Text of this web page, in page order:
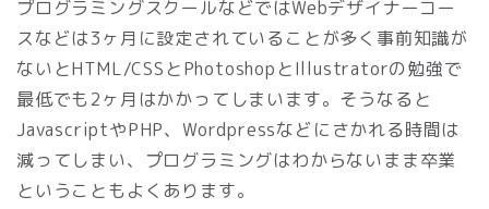
プログラミングスクールなどではWebデザイナーコー
スなどは3ヶ月に設定されていることが多く事前知識が
ないとHTML/CSSとPhotoshopとIllustratorの勉強で
最低でも2ヶ月はかかってしまいます。そうなると
JavascriptやPHP、Wordpressなどにさかれる時間は
減ってしまい、プログラミングはわからないまま卒業
ということもよくあります。